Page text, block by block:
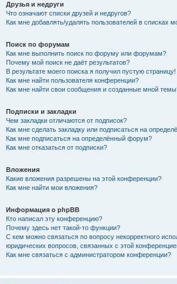
Друзья и недруги
Что означают списки друзей и недругов?
Как мне добавлять/удалять пользователей в списках
Поиск по форумам
Как мне выполнить поиск по форуму или форумам?
Почему мой поиск не даёт результатов?
В результате моего поиска я получил пустую страницу!
Как мне найти пользователя конференции?
Как мне найти свои сообщения и созданные мной
Подписки и закладки
Чем закладки отличаются от подписок?
Как мне сделать закладку или подписаться на
Как мне подписаться на определённый форум?
Как мне отказаться от подписки?
Вложения
Какие вложения разрешены на этой конференции?
Как мне найти мои вложения?
Информация о phpBB
Кто написал эту конференцию?
Почему здесь нет такой-то функции?
С кем можно связаться по вопросу некорректного
юридических вопросов, связанных с этой
Как мне связаться с администратором конференции?